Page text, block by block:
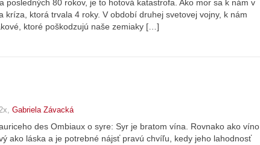
posledných 80 rokov, je to hotová katastrofa. Ako mor sa k nám v
kríza, ktorá trvala 4 roky. V období druhej svetovej vojny, k nám
ktoré poškodzujú naše zemiaky […]
Gabriela Závacká
des Ombiaux o syre: Syr je bratom vína. Rovnako ako víno
ako láska a je potrebné nájsť pravú chvíľu, kedy jeho lahodnosť